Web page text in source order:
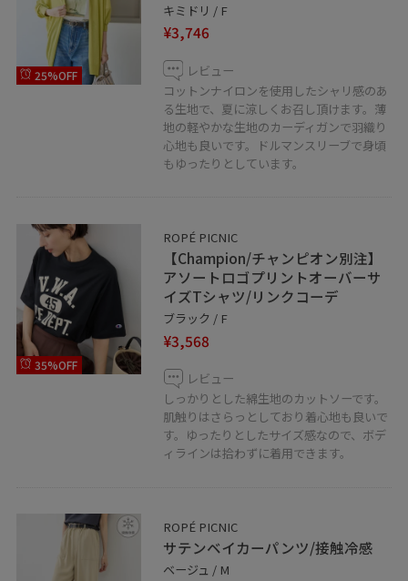
リアルバイしたアイテムや、私が好きな大人カジュアル
コーデを日々配信しています！
是非フォローお願い致します！
※紐付いていないアイテムは私物となっております。
実際の商品に近い色味は商品ページをご確認ください。
25%OFF
キミドリ / F
¥3,746
レビュー
コットンナイロンを使用したシャリ感のあ
る生地で、夏に涼しくお召し頂けます。薄
地の軽やかな生地のカーディガンで羽織り
心地も良いです。ドルマンスリーブで身頃
もゆったりとしています。
35%OFF
ROPÉ PICNIC
【Champion/チャンピオン別注】
アソートロゴプリントオーバーサ
イズTシャツ/リンクコーデ
ブラック / F
¥3,568
レビュー
しっかりとした綿生地のカットソーです。
肌触りはさらっとしており着心地も良いで
す。ゆったりとしたサイズ感なので、ボデ
ィラインは拾わずに着用できます。
ROPÉ PICNIC
サテンベイカーパンツ/接触冷感
ベージュ / M